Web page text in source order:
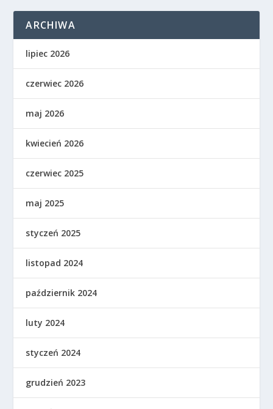
ARCHIWA
lipiec 2026
czerwiec 2026
maj 2026
kwiecień 2026
czerwiec 2025
maj 2025
styczeń 2025
listopad 2024
październik 2024
luty 2024
styczeń 2024
grudzień 2023